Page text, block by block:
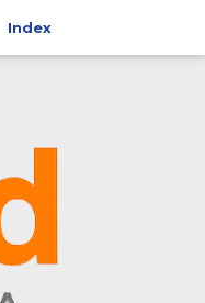
Index